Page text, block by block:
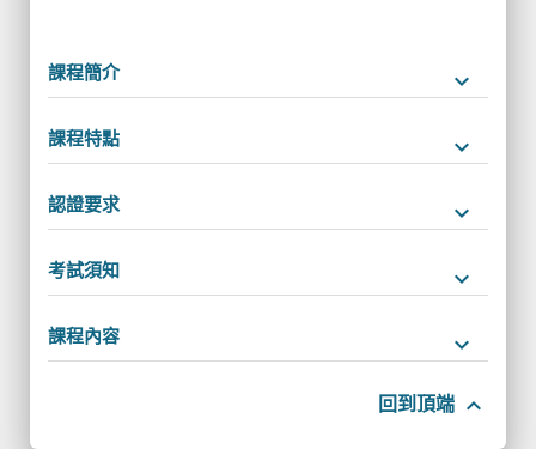
課程簡介 keyboard_arrow_down
課程特點 keyboard_arrow_down
認證要求 keyboard_arrow_down
考試須知 keyboard_arrow_down
課程內容 keyboard_arrow_down
回到頂端 keyboard_arrow_up